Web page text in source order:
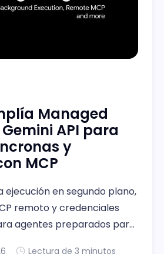
Managed
API para
y
MCP
ejecución en segundo plano,
remoto y credenciales
agentes preparados para
Lectura de 3 minutos